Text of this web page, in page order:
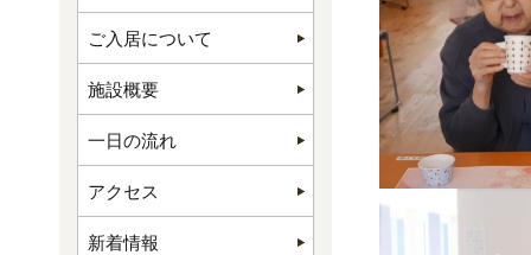
ご入居について
施設概要
一日の流れ
アクセス
新着情報